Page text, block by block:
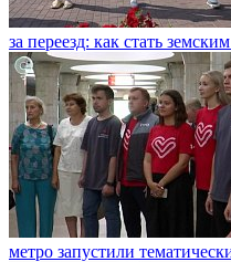
за переезд: как стать
метро запустили